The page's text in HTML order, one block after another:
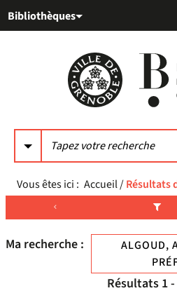
au
auBibliothèques
Vous êtes ici : Accueil/Résultats
Ma recherche :
ALGOUD,
Résultats 1-